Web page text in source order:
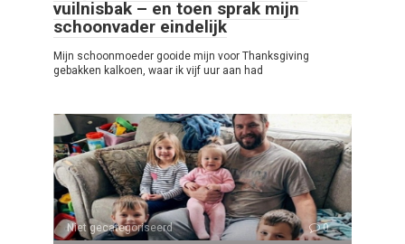
vuilnisbak – en toen sprak mijn
schoonvader eindelijk
Mijn schoonmoeder gooide mijn voor Thanksgiving
gebakken kalkoen, waar ik vijf uur aan had
Niet gecategoriseerd 0